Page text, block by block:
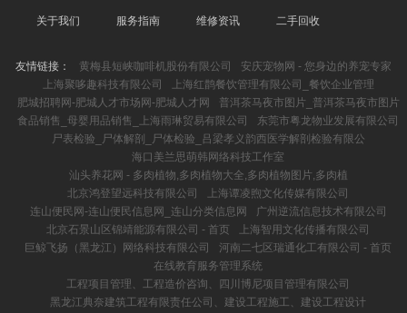
关于我们 服务指南 维修资讯 二手回收
友情链接： 黄梅县短峡咖啡机股份有限公司
安庆宠物网 - 您身边的养宠专家
上海聚哆趣科技有限公司
上海红鹊餐饮管理有限公司_餐饮企业管理
肥城招聘网-肥城人才市场网-肥城人才网
普洱茶马夜市图片_普洱茶马夜市图片
食品销售_母婴用品销售_上海雨琳贸易有限公司
东莞市粤龙物业发展有限公司
尸表检验_尸体解剖_尸体检验_吕梁孝义韵西医学解剖检验有限公
海口美兰思萌韩网络科技工作室
汕头养花网 - 多肉植物,多肉植物大全,多肉植物图片,多肉植
北京鸿登望远科技有限公司
上海谭凌煦文化传媒有限公司
连山便民网-连山便民信息网_连山分类信息网
广州逆流信息技术有限公司
北京石景山区锦靖能源有限公司 - 首页
上海智用文化传播有限公司
巨鲸飞扬（黑龙江）网络科技有限公司
河南二七区瑞通化工有限公司 - 首页
在线教育服务管理系统
工程项目管理、工程造价咨询、四川博尼项目管理有限公司
黑龙江典奈建筑工程有限责任公司、建设工程施工、建设工程设计